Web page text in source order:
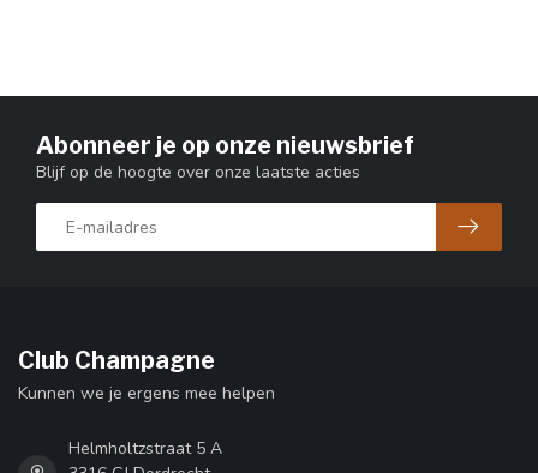
Abonneer je op onze nieuwsbrief
Blijf op de hoogte over onze laatste acties
Club Champagne
Kunnen we je ergens mee helpen
Helmholtzstraat 5 A